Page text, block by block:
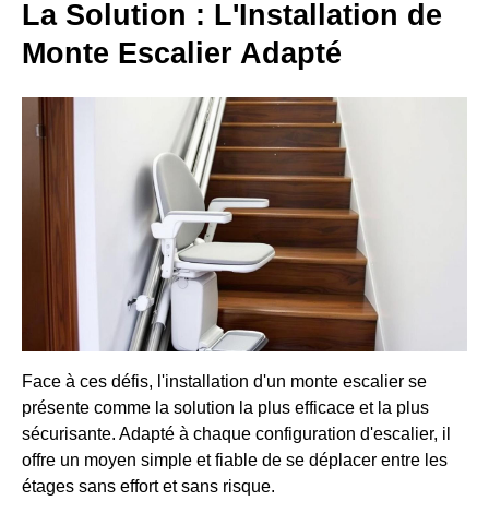
La Solution : L'Installation de
Monte Escalier Adapté
Face à ces défis, l'installation d'un monte escalier se
présente comme la solution la plus efficace et la plus
sécurisante. Adapté à chaque configuration d'escalier, il
offre un moyen simple et fiable de se déplacer entre les
étages sans effort et sans risque.